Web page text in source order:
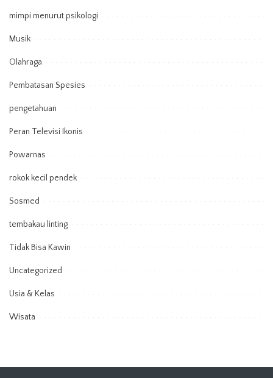
mimpi menurut psikologi
Musik
Olahraga
Pembatasan Spesies
pengetahuan
Peran Televisi Ikonis
Powarnas
rokok kecil pendek
Sosmed
tembakau linting
Tidak Bisa Kawin
Uncategorized
Usia & Kelas
Wisata